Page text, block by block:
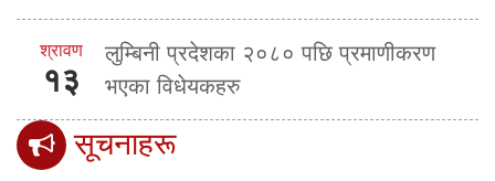
श्रावण
१३
लुम्बिनी प्रदेशका २०८० पछि प्रमाणीकरण
भएका विधेयकहरु
सूचनाहरू